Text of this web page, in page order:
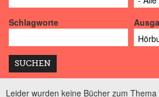
Schlagworte
Leider wurden keine Bücher zum